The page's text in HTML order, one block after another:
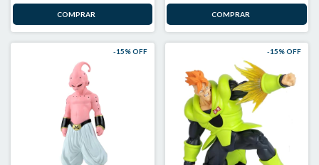
-15% OFF -15% OFF